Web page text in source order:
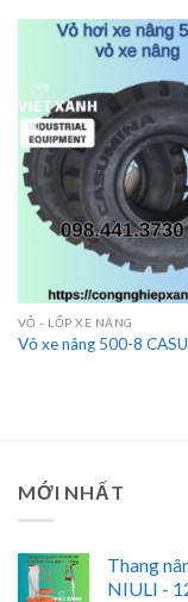
VỎ - LỐP XE NÂNG
Vỏ xe nâng 500-8
MỚI NHẤT
Thang
NIULI -